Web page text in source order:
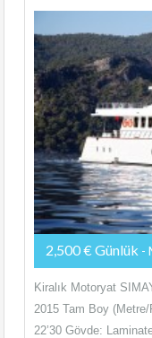
2,500 € Günlük -
Kiralık Motoryat
2015 Tam Boy
22’30 Gövde: